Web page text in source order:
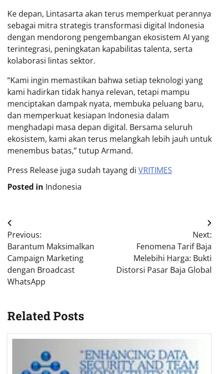
Ke depan, Lintasarta akan terus memperkuat perannya
sebagai mitra strategis transformasi digital Indonesia
dengan mendorong pengembangan ekosistem AI yang
terintegrasi, peningkatan kapabilitas talenta, serta
kolaborasi lintas sektor.
“Kami ingin memastikan bahwa setiap teknologi yang
kami hadirkan tidak hanya relevan, tetapi mampu
menciptakan dampak nyata, membuka peluang baru,
dan memperkuat kesiapan Indonesia dalam
menghadapi masa depan digital. Bersama seluruh
ekosistem, kami akan terus melangkah lebih jauh untuk
menembus batas,” tutup Armand.
Press Release juga sudah tayang di VRITIMES
Posted in Indonesia
Post
navigation
Previous:
Barantum Maksimalkan
Campaign Marketing
dengan Broadcast
WhatsApp
Next:
Fenomena Tarif Baja
Melebihi Harga: Bukti
Distorsi Pasar Baja Global
Related Posts